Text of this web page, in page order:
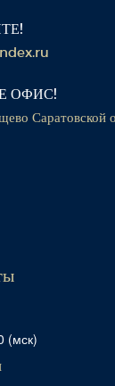
ОФИС!
Саратовской
(мск)